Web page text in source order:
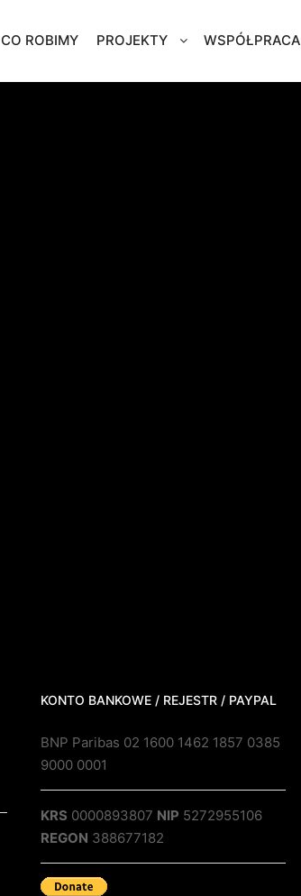
CO ROBIMY PROJEKTY WSPÓŁPRACA
KONTO BANKOWE / REJESTR / PAYPAL
BNP Paribas 02 1600 1462 1857 0385
9000 0001
KRS 0000893807 NIP 5272955106
REGON 388677182